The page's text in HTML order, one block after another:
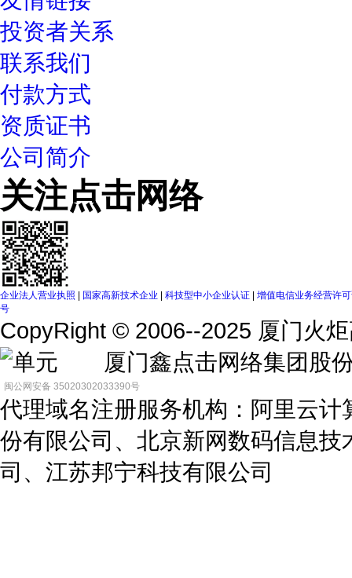
投资者关系
联系我们
付款方式
资质证书
公司简介
关注点击网络
企业法人营业执照 国家高新技术企业 科技型中小企业认证
增值电信业务经营许
号
CopyRight © 2006--2025 厦门火
单元 厦门鑫点击网络集团
闽公网安备 35020302033390号
代理域名注册服务机构：阿里云
份有限公司、北京新网数码信息
司、江苏邦宁科技有限公司